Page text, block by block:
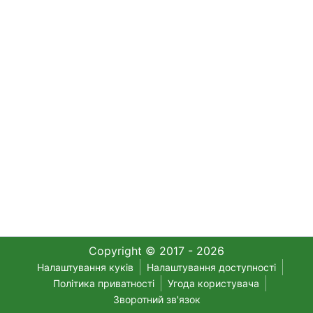
Copyright © 2017 - 2026
Налаштування куків
Налаштування доступності
Політика приватності
Угода користувача
Зворотний зв'язок